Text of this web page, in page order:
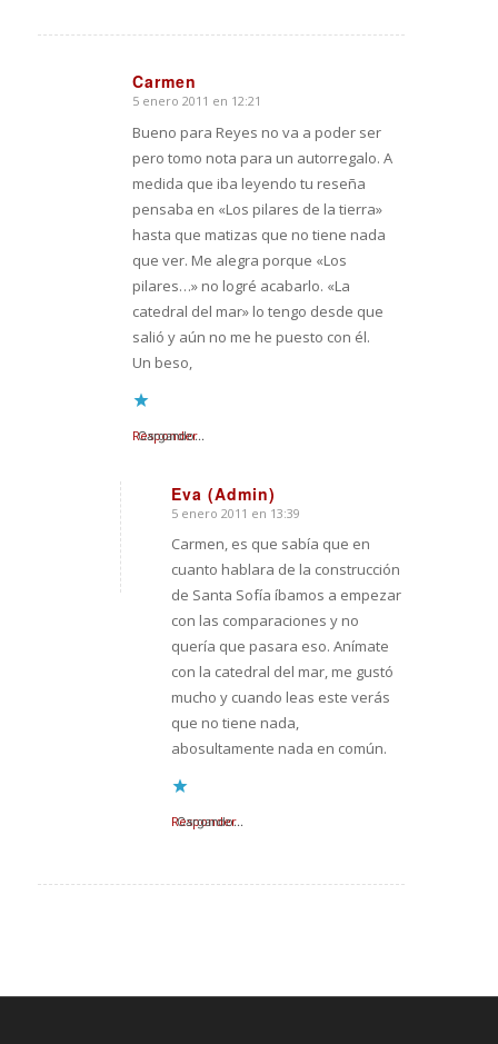
Carmen
Dice:
5 enero 2011 en 12:21
Bueno para Reyes no va a poder ser
pero tomo nota para un autorregalo. A
medida que iba leyendo tu reseña
pensaba en «Los pilares de la tierra»
hasta que matizas que no tiene nada
que ver. Me alegra porque «Los
pilares…» no logré acabarlo. «La
catedral del mar» lo tengo desde que
salió y aún no me he puesto con él.
Un beso,
Cargando...
Responder
Eva (Admin)
Dice:
5 enero 2011 en 13:39
Carmen, es que sabía que en
cuanto hablara de la construcción
de Santa Sofía íbamos a empezar
con las comparaciones y no
quería que pasara eso. Anímate
con la catedral del mar, me gustó
mucho y cuando leas este verás
que no tiene nada,
abosultamente nada en común.
Cargando...
Responder